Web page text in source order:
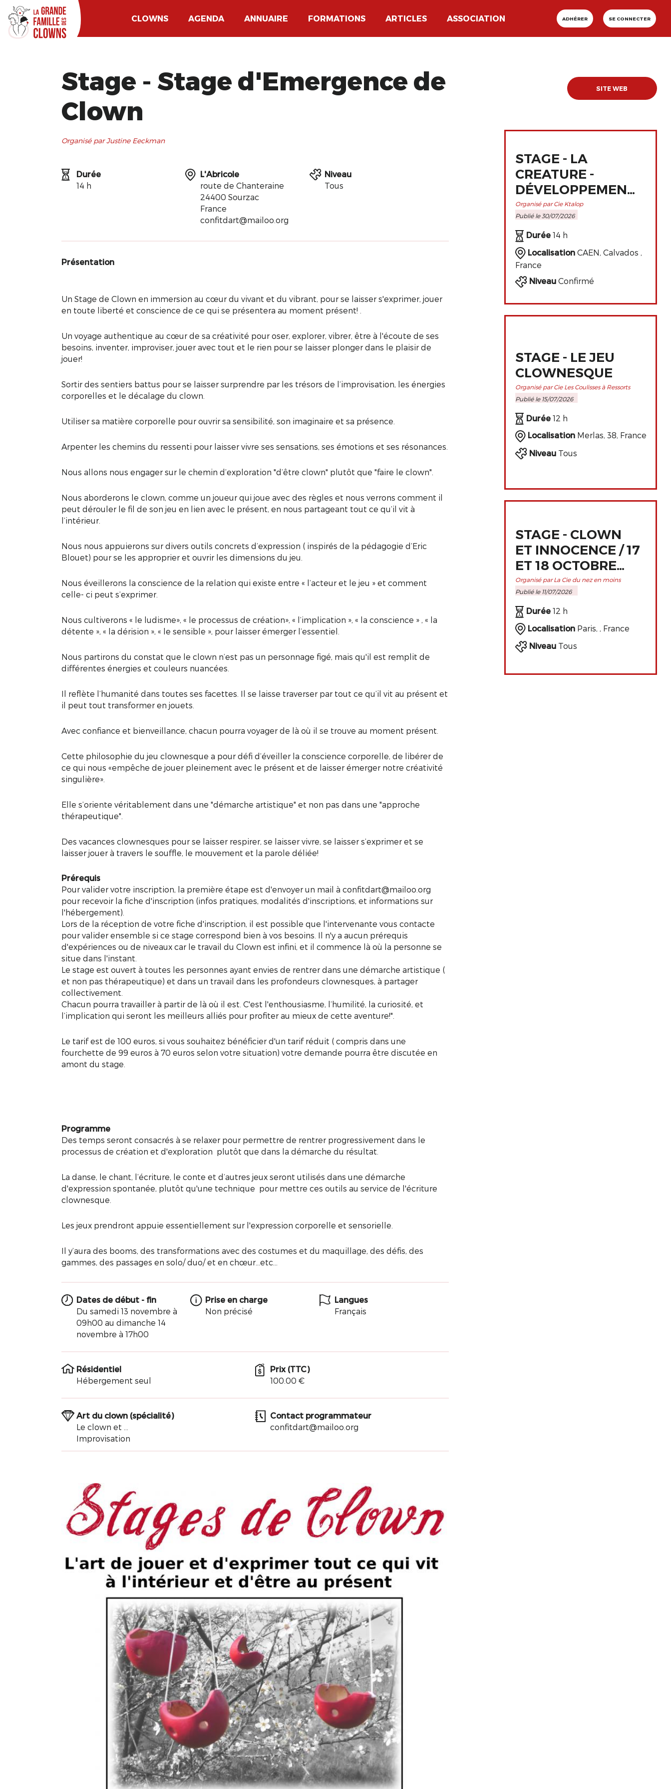
CLOWNS AGENDA ANNUAIRE FORMATIONS ARTICLES ASSOCIATION ADHÉRER SE CONNECTER
Stage - Stage d'Emergence de
Clown
Organisé par Justine Eeckman
Durée
14 h
L'Abricole
route de Chanteraine
24400 Sourzac
France
confitdart@mailoo.org
Niveau
Tous
Présentation
Un Stage de Clown en immersion au cœur du vivant et du vibrant, pour se laisser s'exprimer, jouer
en toute liberté et conscience de ce qui se présentera au moment présent! .
Un voyage authentique au cœur de sa créativité pour oser, explorer, vibrer, être à l'écoute de ses
besoins, inventer, improviser, jouer avec tout et le rien pour se laisser plonger dans le plaisir de
jouer!
Sortir des sentiers battus pour se laisser surprendre par les trésors de l’improvisation, les énergies
corporelles et le décalage du clown.
Utiliser sa matière corporelle pour ouvrir sa sensibilité, son imaginaire et sa présence.
Arpenter les chemins du ressenti pour laisser vivre ses sensations, ses émotions et ses résonances.
Nous allons nous engager sur le chemin d’exploration "d’être clown" plutôt que "faire le clown".
Nous aborderons le clown, comme un joueur qui joue avec des règles et nous verrons comment il
peut dérouler le fil de son jeu en lien avec le présent, en nous partageant tout ce qu’il vit à
l’intérieur.
Nous nous appuierons sur divers outils concrets d’expression ( inspirés de la pédagogie d’Eric
Blouet) pour se les approprier et ouvrir les dimensions du jeu.
Nous éveillerons la conscience de la relation qui existe entre « l’acteur et le jeu » et comment
celle- ci peut s’exprimer.
Nous cultiverons « le ludisme», « le processus de création», « l’implication », « la conscience » , « la
détente », « la dérision », « le sensible », pour laisser émerger l’essentiel.
Nous partirons du constat que le clown n’est pas un personnage figé, mais qu'il est remplit de
différentes énergies et couleurs nuancées.
Il reflète l’humanité dans toutes ses facettes. Il se laisse traverser par tout ce qu’il vit au présent et
il peut tout transformer en jouets.
Avec confiance et bienveillance, chacun pourra voyager de là où il se trouve au moment présent.
Cette philosophie du jeu clownesque a pour défi d’éveiller la conscience corporelle, de libérer de
ce qui nous «empêche de jouer pleinement avec le présent et de laisser émerger notre créativité
singulière».
Elle s’oriente véritablement dans une "démarche artistique" et non pas dans une "approche
thérapeutique".
Des vacances clownesques pour se laisser respirer, se laisser vivre, se laisser s’exprimer et se
laisser jouer à travers le souffle, le mouvement et la parole déliée!
Prérequis
Pour valider votre inscription, la première étape est d'envoyer un mail à confitdart@mailoo.org
pour recevoir la fiche d'inscription (infos pratiques, modalités d'inscriptions, et informations sur
l'hébergement).
Lors de la réception de votre fiche d'inscription, il est possible que l'intervenante vous contacte
pour valider ensemble si ce stage correspond bien à vos besoins. Il n'y a aucun prérequis
d'expériences ou de niveaux car le travail du Clown est infini, et il commence là où la personne se
situe dans l'instant.
Le stage est ouvert à toutes les personnes ayant envies de rentrer dans une démarche artistique (
et non pas thérapeutique) et dans un travail dans les profondeurs clownesques, à partager
collectivement.
Chacun pourra travailler à partir de là où il est. C'est l'enthousiasme, l’humilité, la curiosité, et
l’implication qui seront les meilleurs alliés pour profiter au mieux de cette aventure!".
Le tarif est de 100 euros, si vous souhaitez bénéficier d'un tarif réduit ( compris dans une
fourchette de 99 euros à 70 euros selon votre situation) votre demande pourra être discutée en
amont du stage.
Programme
Des temps seront consacrés à se relaxer pour permettre de rentrer progressivement dans le
processus de création et d'exploration plutôt que dans la démarche du résultat.
La danse, le chant, l’écriture, le conte et d’autres jeux seront utilisés dans une démarche
d'expression spontanée, plutôt qu'une technique pour mettre ces outils au service de l'écriture
clownesque.
Les jeux prendront appuie essentiellement sur l'expression corporelle et sensorielle.
Il y’aura des booms, des transformations avec des costumes et du maquillage, des défis, des
gammes, des passages en solo/ duo/ et en chœur...etc…
Dates de début - fin
Du samedi 13 novembre à
09h00 au dimanche 14
novembre à 17h00
Prise en charge
Non précisé
Langues
Français
Résidentiel
Hébergement seul
Prix (TTC)
100.00 €
Art du clown (spécialité)
Le clown et ...
Improvisation
Contact programmateur
confitdart@mailoo.org
SITE WEB
STAGE - LA
CREATURE -
DÉVELOPPEMENT
ET
PERFECTIONNEMENT
DE L'ART
CLOWNESQUE
Organisé par Cie Ktalop
Publié le 30/07/2026
Durée14 h
LocalisationCAEN, Calvados ,
France
NiveauConfirmé
STAGE - LE JEU
CLOWNESQUE
Organisé par Cie Les Coulisses à Ressorts
Publié le 15/07/2026
Durée12 h
LocalisationMerlas, 38, France
NiveauTous
STAGE - CLOWN
ET INNOCENCE / 17
ET 18 OCTOBRE
2026 À PARIS
Organisé par La Cie du nez en moins
Publié le 11/07/2026
Durée12 h
LocalisationParis, , France
NiveauTous